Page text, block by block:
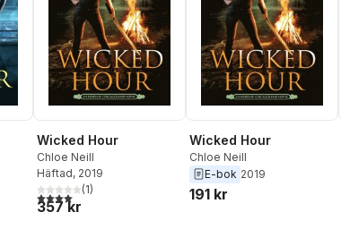
Wicked Hour
Chloe Neill
Häftad, 2019
4,0utav 5 stjärnor. Totalt antal röster:
(1)
357 kr
Wicked Hour
Chloe Neill
E-bok 2019
191 kr